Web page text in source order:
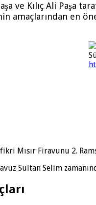
ve Kılıç Ali Paşa
amaçlarından en
Mısır Firavunu 2.
Sultan Selim